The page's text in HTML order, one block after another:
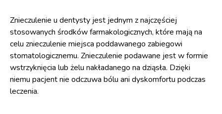
Znieczulenie u dentysty jest jednym z najczęściej
stosowanych środków farmakologicznych, które mają na
celu znieczulenie miejsca poddawanego zabiegowi
stomatologicznemu. Znieczulenie podawane jest w formie
wstrzyknięcia lub żelu nakładanego na dziąsła. Dzięki
niemu pacjent nie odczuwa bólu ani dyskomfortu podczas
leczenia.